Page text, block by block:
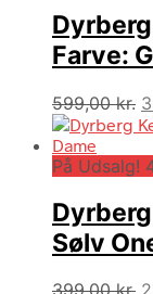
Farve:
599,00kr.
På Udsalg!
Sølv
399,00kr.